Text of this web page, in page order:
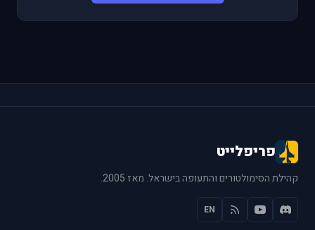
פריפלייט
קהילת הסימולטורים והתעופה בישראל. מאז 2005.
EN